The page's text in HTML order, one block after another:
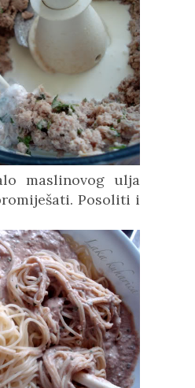
maslinovog ulja
Posoliti i